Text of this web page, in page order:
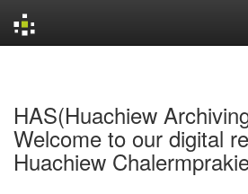
HAS(Huachiew
Welcome to our digital
Huachiew